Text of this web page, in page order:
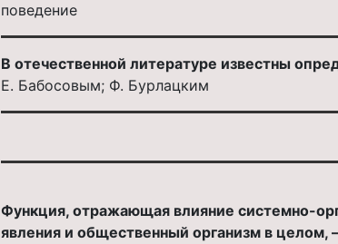
поведение
В отечественной литературе известны
Е. Бабосовым; Ф. Бурлацким
Функция, отражающая влияние системно-
явления и общественный организм в целом,